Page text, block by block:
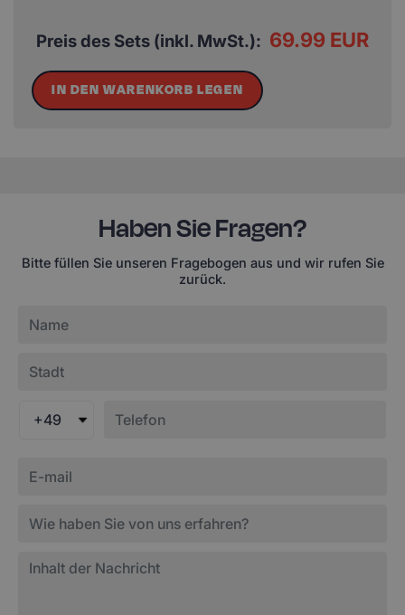
Preis des Sets (inkl. MwSt.): 69.99 EUR
IN DEN WARENKORB LEGEN
Haben Sie Fragen?
Bitte füllen Sie unseren Fragebogen aus und wir rufen Sie
zurück.
+49